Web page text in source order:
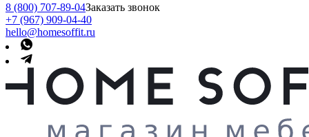
8 (800) 707-89-04Заказать звонок
+7 (967) 909-04-40
hello@homesoffit.ru